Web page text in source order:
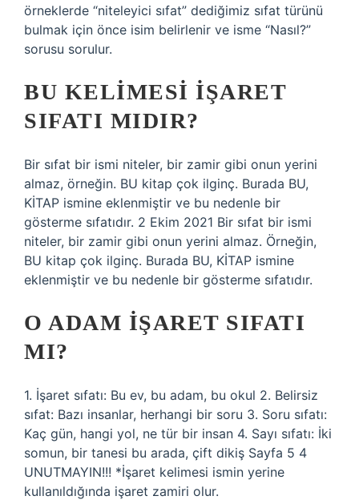
örneklerde “niteleyici sıfat” dediğimiz sıfat türünü
bulmak için önce isim belirlenir ve isme “Nasıl?”
sorusu sorulur.
BU KELIMESI IŞARET
SIFATI MIDIR?
Bir sıfat bir ismi niteler, bir zamir gibi onun yerini
almaz, örneğin. BU kitap çok ilginç. Burada BU,
KİTAP ismine eklenmiştir ve bu nedenle bir
gösterme sıfatıdır. 2 Ekim 2021 Bir sıfat bir ismi
niteler, bir zamir gibi onun yerini almaz. Örneğin,
BU kitap çok ilginç. Burada BU, KİTAP ismine
eklenmiştir ve bu nedenle bir gösterme sıfatıdır.
O ADAM IŞARET SIFATI
MI?
1. İşaret sıfatı: Bu ev, bu adam, bu okul 2. Belirsiz
sıfat: Bazı insanlar, herhangi bir soru 3. Soru sıfatı:
Kaç gün, hangi yol, ne tür bir insan 4. Sayı sıfatı: İki
somun, bir tanesi bu arada, çift dikiş Sayfa 5 4
UNUTMAYIN!!! *İşaret kelimesi ismin yerine
kullanıldığında işaret zamiri olur.